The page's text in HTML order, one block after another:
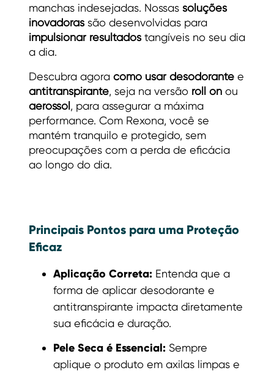
manchas indesejadas. Nossas soluções
inovadorassão desenvolvidas para
impulsionar resultadostangíveis no seu dia
a dia.
Descubra agora como usar desodorante e
antitranspirante, seja na versão roll on ou
aerossol, para assegurar a máxima
performance. Com Rexona, você se
mantém tranquilo e protegido, sem
preocupações com a perda de eficácia
ao longo do dia.
Principais Pontos para uma Proteção
Eficaz
Aplicação Correta: Entenda que a
forma de aplicar desodorante e
antitranspirante impacta diretamente
sua eficácia e duração.
Pele Seca é Essencial: Sempre
aplique o produto em axilas limpas e